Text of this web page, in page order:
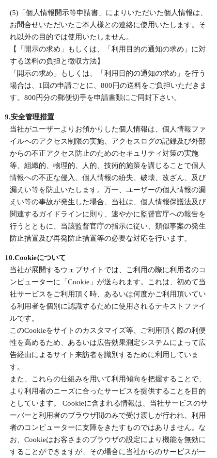
(5)「個人情報開示等申請書」によりいただいた個人情報は、
お問合せいただいたご本人様との連絡に使用いたします。そ
れ以外の目的では使用いたしません。
【「開示の求め」もしくは、「利用目的の通知の求め」に対
する送料の負担と徴収方法】
「開示の求め」もしくは、「利用目的の通知の求め」を行う
場合は、1回の申請ごとに、800円の送料をご負担いただきま
す。800円分の郵便切手を申請書類にご同封下さい。
9.安全管理措置
当社がユーザーよりお預かりした個人情報は、個人情報ファ
イルへのアクセス制限の実施、アクセスログの記録及び外部
からの不正アクセス防止のためのセキュリティ対策の実施
等、組織的、物理的、人的、技術的施策を講じることで個人
情報への不正な侵入、個人情報の紛失、破壊、改ざん、及び
漏えい等を防止いたします。万一、ユーザーの個人情報の漏
えい等の事故が発生した場合、当社は、個人情報保護法及び
関連するガイドラインに則り、速やかに監督官庁への報告を
行うとともに、当該監督官庁の指示に従い、類似事案の発生
防止措置及び再発防止措置等の必要な対応を行います。
10.Cookieについて
当社が展開するウェブサイトでは、ご利用の際に利用者のコ
ンピューターに「Cookie」が送られます。これは、初めて当
社サービスをご利用頂く時、あるいは何度かご利用頂いてい
る利用者を個別に認識するために使用されるテキストファイ
ルです。
このCookieをサイトのカスタマイズ等、ご利用頂く際の利便
性を高めるため、あるいは広告効果測定システムによって広
告経由によるサイト来訪者を識別するために利用していま
す。
また、これらの仕組みを用いて利用傾向を把握することで、
より利用者のニーズに合ったサービスを提供することを目的
としています。 Cookieに含まれる情報は、当社サービスのサ
ーバーと利用者のブラウザ間のみで受け渡しが行われ、利用
者のコンピューターに支障をきたすものではありません。な
お、Cookieはお客さまのブラウザの設定により機能を無効に
することができますが、その場合に当社からのサービスが一